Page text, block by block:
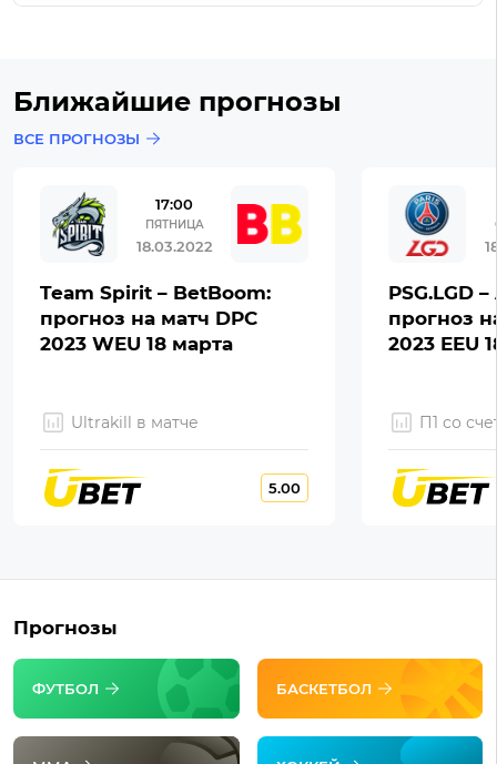
Ближайшие прогнозы
ВСЕ ПРОГНОЗЫ
17:00
ПЯТНИЦА
18.03.2022
Team Spirit – BetBoom:
прогноз на матч DPC
2023 WEU 18 марта
Ultrakill в матче
5.00
PSG.LGD
прогноз
2023 EEU
П1 со
Прогнозы
ФУТБОЛ БАСКЕТБОЛ